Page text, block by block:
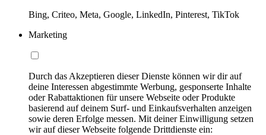
Bing, Criteo, Meta, Google, LinkedIn, Pinterest, TikTok
Marketing
Durch das Akzeptieren dieser Dienste können wir dir auf
deine Interessen abgestimmte Werbung, gesponserte Inhalte
oder Rabattaktionen für unsere Webseite oder Produkte
basierend auf deinem Surf- und Einkaufsverhalten anzeigen
sowie deren Erfolge messen. Mit deiner Einwilligung setzen
wir auf dieser Webseite folgende Drittdienste ein: